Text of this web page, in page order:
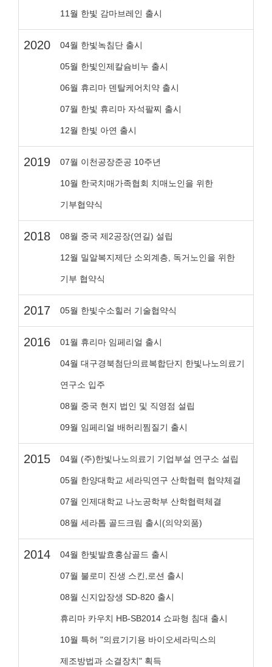
11월 한빛 감마브레인 출시
2020 04월 한빛녹침단 출시
05월 한빛인제칼슘비누 출시
06월 휴리마 덴탈케어치약 출시
07월 한빛 휴리마 자석팔찌 출시
12월 한빛 아연 출시
2019 07월 이천공장준공 10주년
10월 한국치매가족협회 치매노인을 위한
기부협약식
2018 08월 중국 제2공장(연길) 설립
12월 밀알복지제단 소외계층, 독거노인을 위한
기부 협약식
2017 05월 한빛수소힐러 기술협약식
2016 01월 휴리마 임페리얼 출시
04월 대구경북첨단의료복합단지 한빛나노의료기
연구소 입주
08월 중국 현지 법인 및 직영점 설립
09월 임페리얼 배허리찜질기 출시
2015 04월 (주)한빛나노의료기 기업부설 연구소 설립
05월 한양대학교 세라믹연구 산학협력 협약체결
07월 인제대학교 나노공학부 산학협력체결
08월 세라톱 골드크림 출시(의약외품)
2014 04월 한빛발효홍삼골드 출시
07월 불로미 진생 스킨,로션 출시
08월 신지압장생 SD-820 출시
휴리마 카우치 HB-SB2014 쇼파형 침대 출시
10월 특허 "의료기기용 바이오세라믹스의
제조방법과 소결장치" 획득